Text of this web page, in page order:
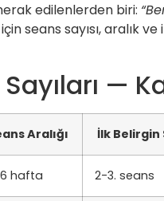
edilenlerden biri:
seans sayısı, aralık
—
Aralığı İlk Belirgin
hafta 2-3. seans